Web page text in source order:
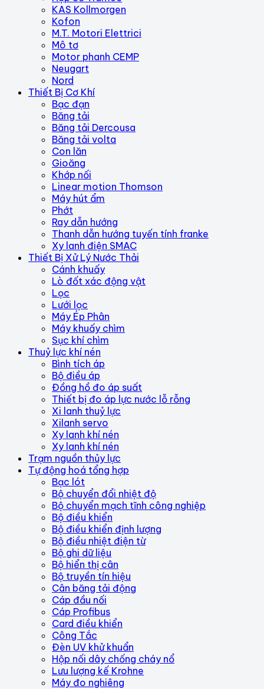
KAS Kollmorgen
Kofon
M.T. Motori Elettrici
Mô tơ
Motor phanh CEMP
Neugart
Nord
Thiết Bị Cơ Khí
Bạc đạn
Băng tải
Băng tải Dercousa
Băng tải volta
Con lăn
Gioăng
Khớp nối
Linear motion Thomson
Máy hút ẩm
Phớt
Ray dẫn hướng
Thanh dẫn hướng tuyến tính franke
Xy lanh điện SMAC
Thiết Bị Xử Lý Nước Thải
Cánh khuấy
Lò đốt xác động vật
Lọc
Lưới lọc
Máy Ép Phân
Máy khuấy chìm
Sục khí chìm
Thuỷ lực khí nén
Bình tích áp
Bộ điều áp
Đồng hồ đo áp suất
Thiết bị đo áp lực nước lỗ rỗng
Xi lanh thuỷ lực
Xilanh servo
Xy lanh khí nén
Xy lanh khí nén
Trạm nguồn thủy lực
Tự động hoá tổng hợp
Bạc lót
Bộ chuyển đổi nhiệt độ
Bộ chuyển mạch tĩnh công nghiệp
Bộ điều khiển
Bộ điều khiển định lượng
Bộ điều nhiệt điện từ
Bộ ghi dữ liệu
Bộ hiển thị cân
Bộ truyền tín hiệu
Cân băng tải động
Cáp đầu nối
Cáp Profibus
Card điều khiển
Công Tắc
Đèn UV khử khuẩn
Hộp nối dây chống cháy nổ
Lưu lượng kế Krohne
Máy đo nghiêng